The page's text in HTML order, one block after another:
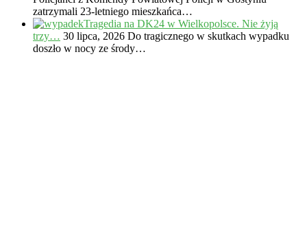
zatrzymali 23-letniego mieszkańca…
Tragedia na DK24 w Wielkopolsce. Nie żyją
trzy… 30 lipca, 2026 Do tragicznego w skutkach wypadku
doszło w nocy ze środy…